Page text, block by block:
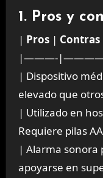
1. Pros y
| Pros| Contras
|———-
| Dispositivo
elevado que
| Utilizado en
Requiere pilas
| Alarma sonora
apoyarse en